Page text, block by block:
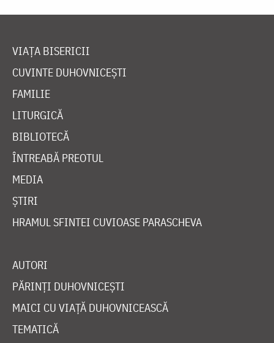
VIAȚA BISERICII
CUVINTE DUHOVNICEȘTI
FAMILIE
LITURGICĂ
BIBLIOTECĂ
ÎNTREABĂ PREOTUL
MEDIA
ȘTIRI
HRAMUL SFINTEI CUVIOASE PARASCHEVA
AUTORI
PĂRINȚI DUHOVNICEȘTI
MAICI CU VIAȚĂ DUHOVNICEASCĂ
TEMATICĂ